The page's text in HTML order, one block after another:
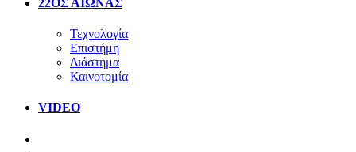
Τεχνολογία
Επιστήμη
Διάστημα
Καινοτομία
VIDEO